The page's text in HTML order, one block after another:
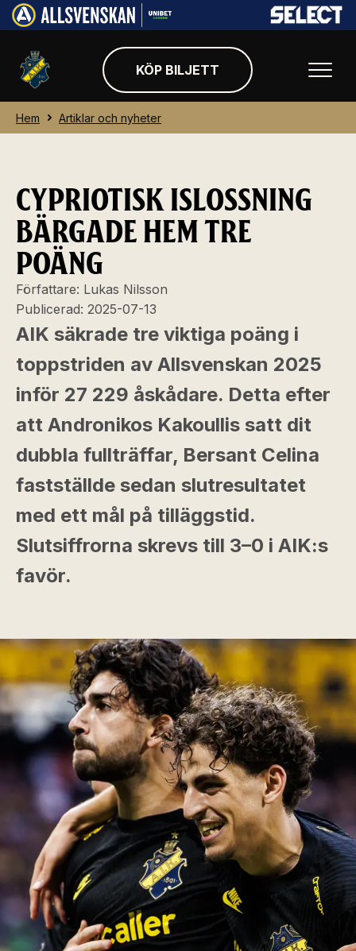
KÖP BILJETT
Hem Artiklar och nyheter
CYPRIOTISK ISLOSSNING
BÄRGADE HEM TRE
POÄNG
Författare: Lukas Nilsson
Publicerad: 2025-07-13
AIK säkrade tre viktiga poäng i
toppstriden av Allsvenskan 2025
inför 27 229 åskådare. Detta efter
att Andronikos Kakoullis satt dit
dubbla fullträffar, Bersant Celina
fastställde sedan slutresultatet
med ett mål på tilläggstid.
Slutsiffrorna skrevs till 3–0 i AIK:s
favör.